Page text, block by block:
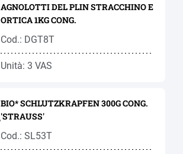
AGNOLOTTI DEL PLIN STRACCHINO E
ORTICA 1KG CONG.
Cod.: DGT8T
Unità: 3 VAS
BIO* SCHLUTZKRAPFEN 300G CONG.
'STRAUSS'
Cod.: SL53T